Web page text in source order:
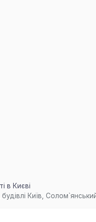
в Києві
Київ,